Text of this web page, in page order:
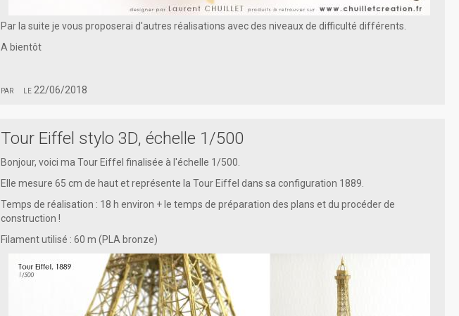
par le 22/06/2018
Par la suite je vous proposerai d'autres réalisations avec des niveaux de difficulté différents.
A bientôt
Tour Eiffel stylo 3D, échelle 1/500
Bonjour, voici ma Tour Eiffel finalisée à l'échelle 1/500.
Elle mesure 65 cm de haut et représente la Tour Eiffel dans sa configuration 1889.
Temps de réalisation : 18 h environ + le temps de préparation des plans et du procéder de
construction !
Filament utilisé : 60 m (PLA bronze)